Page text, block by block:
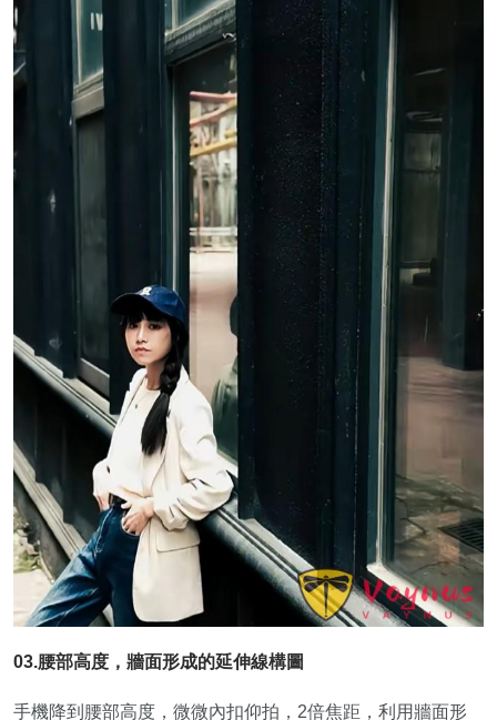
03.腰部高度，牆面形成的延伸線構圖
手機降到腰部高度，微微內扣仰拍，2倍焦距，利用牆面形